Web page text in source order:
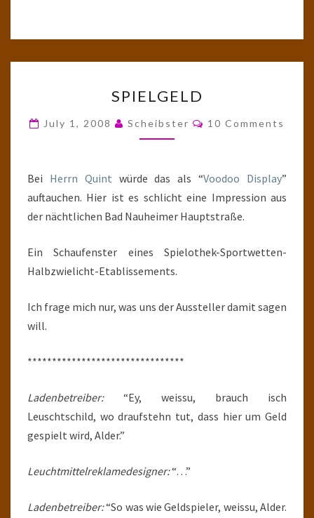
SPIELGELD
July 1, 2008 Scheibster Comments
10 Comments
Bei Herrn Quint würde das als “Voodoo Display”
auftauchen. Hier ist es schlicht eine Impression aus
der nächtlichen Bad Nauheimer Hauptstraße.
Ein Schaufenster eines Spielothek-Sportwetten-
Halbzwielicht-Etablissements.
Ich frage mich nur, was uns der Aussteller damit sagen
will.
********************************
Ladenbetreiber: “Ey, weissu, brauch isch
Leuschtschild, wo draufstehn tut, dass hier um Geld
gespielt wird, Alder.”
Leuchtmittelreklamedesigner:“…”
Ladenbetreiber:“So was wie Geldspieler, weissu, Alder.